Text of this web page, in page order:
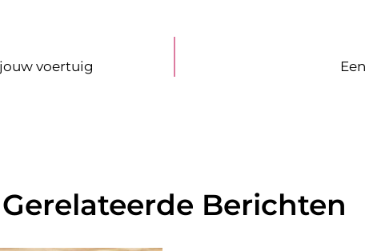
voertuig
Gerelateerde Berichten